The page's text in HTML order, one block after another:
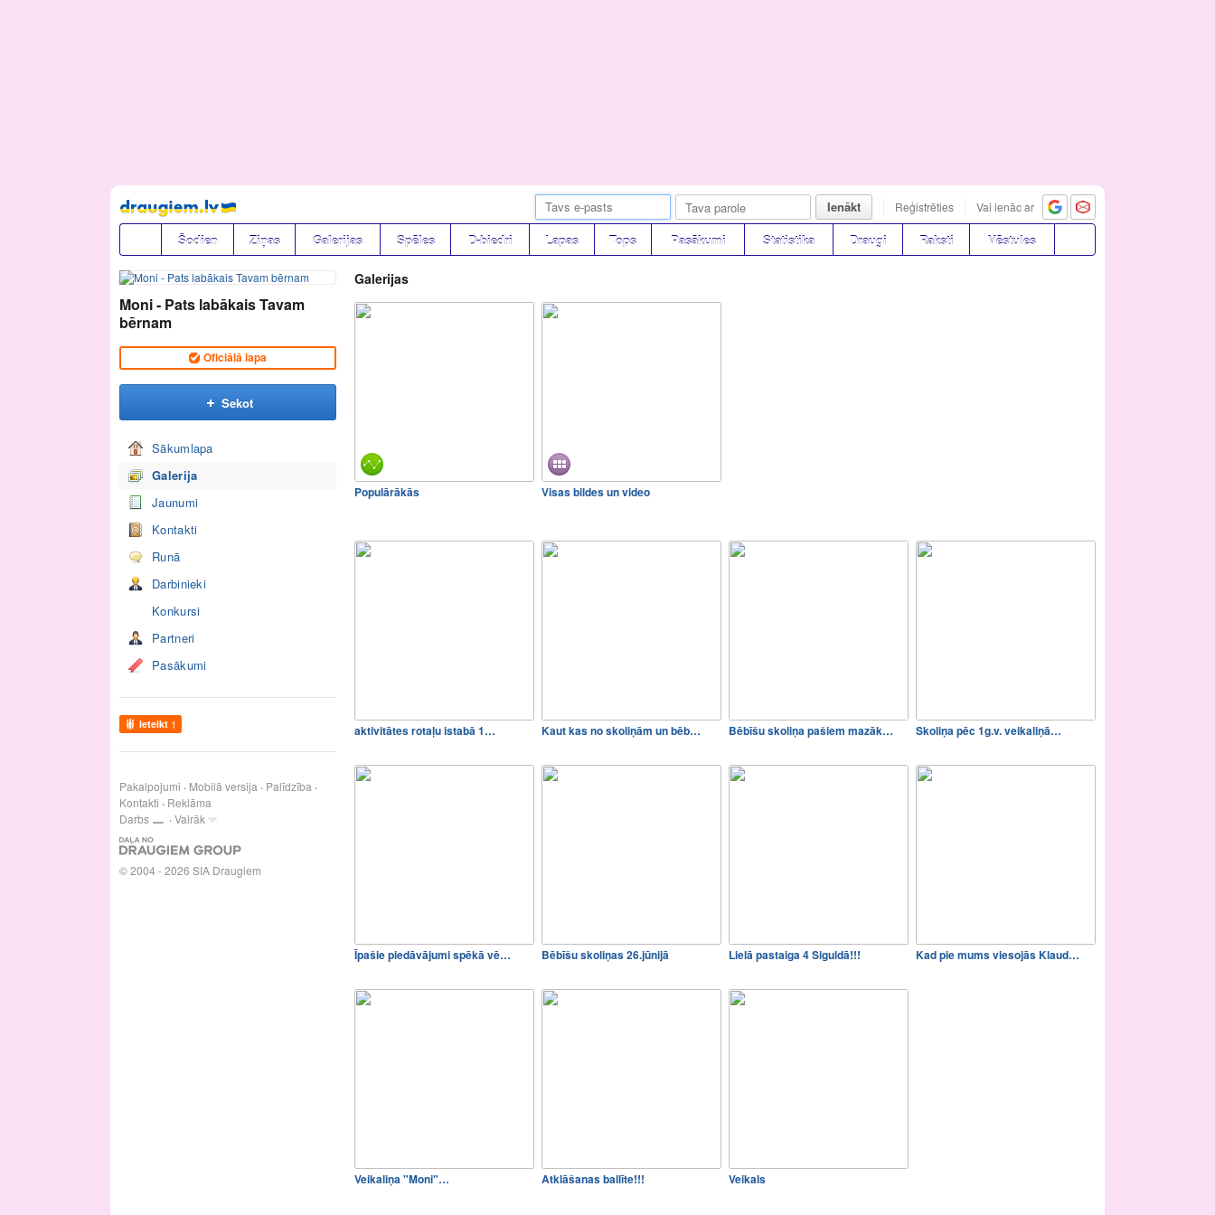
Pāriet
uz
saturu
Ienākt Reģistrēties Vai ienāc ar
Šodien Ziņas Galerijas Spēles D-biedri Lapas Tops Pasākumi Statistika Draugi Raksti Vēstules
Moni - Pats labākais Tavam
bērnam
Oficiālā lapa
Sekot
Sākumlapa
Galerija
Jaunumi
Kontakti
Runā
Darbinieki
Konkursi
Partneri
Pasākumi
Ieteikt 1
Pakalpojumi Mobilā versija
Palīdzība
Kontakti
Reklāma
Darbs
Vairāk
© 2004 - 2026 SIA Draugiem
Galerijas
Populārākās Visas bildes un video
aktivitātes rotaļu istabā 1… Kaut kas no skoliņām un bēb… Bēbīšu skoliņa pašiem mazāk… Skoliņa pēc 1g.v. veikaliņā…
Īpašie piedāvājumi spēkā vē… Bēbīšu skoliņas 26.jūnijā Lielā pastaiga 4 Siguldā!!! Kad pie mums viesojās Klaud…
Veikaliņa "Moni"… Atklāšanas ballīte!!! Veikals